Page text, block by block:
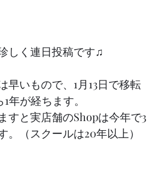
しく連日投稿です♫
早いもので、1月13日で移転
年が経ちます。
すと実店舗のShopは今年で3
。（スクールは20年以上）